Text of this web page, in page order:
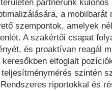
partnerünk
a mobilbarát
szempontok, amelyek
A szakértői csapat
és proaktívan reagál
keresőkben elfoglalt
szintén
riportokkal és